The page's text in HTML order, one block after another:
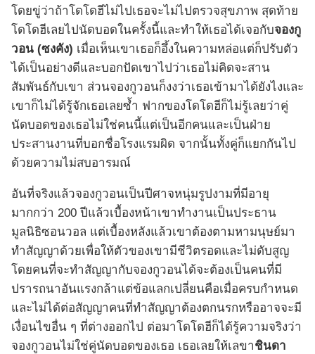
โดยขู่ว่าถ้าโดโดฮีไม่ไปเธอจะไม่ไปตรวจสุขภาพ สุดท้าย
โดโดฮีเลยไปนัดบอดในครั้งนี้และทำให้เธอได้เจอกับจองกู
วอน (ซงคัง) เมื่อเห็นเขาเธอก็อึ้งในความหล่อแต่ก็ปรับตัว
ได้เป็นอย่างดีและบอกปัดเขาไปว่าเธอไม่คิดจะสาน
สัมพันธ์กับเขา ส่วนจองกูวอนก็งงว่าเธอเข้ามาได้ยังไงและ
เขาก็ไม่ได้รู้จักเธอเลยซ้ำ ฟากของโดโดฮีก็ไม่รู้เลยว่าคู่
นัดบอดของเธอไม่ใช่คนนี้แต่เป็นอีกคนและเป็นฝ่าย
ประสานงานที่บอกชื่อโรงแรมผิด จากนั้นทั้งคู่ก็แยกกันไป
ด้วยความไม่สบอารมณ์
อันที่จริงแล้วจองกูวอนเป็นปีศาจหนุ่มรูปงามที่มีอายุ
มากกว่า 200 ปีแล้วเบื้องหน้าเขาทำงานเป็นประธาน
มูลนิธิซอนวอล แต่เบื้องหลังแล้วเขาต้องตามหามนุษย์มา
ทำสัญญาด้วยเพื่อให้ตัวของเขามีชีวิตรอดและไม่ดับสูญ
โดยคนที่จะทำสัญญากับจองกูวอนได้จะต้องเป็นคนที่มี
ปรารถนาอันแรงกล้าแต่ข้อแลกเปลี่ยนคือเมื่อครบกำหนด
และไม่ได้ต่อสัญญาคนที่ทำสัญญาต้องตกนรกหรืออาจจะมี
เงื่อนไขอื่น ๆ ที่ต่างออกไป ต่อมาโดโดฮีก็ได้รู้ความจริงว่า
จองกูวอนไม่ใช่คู่นัดบอดของเธอ เธอเลยให้เลขาชินดา